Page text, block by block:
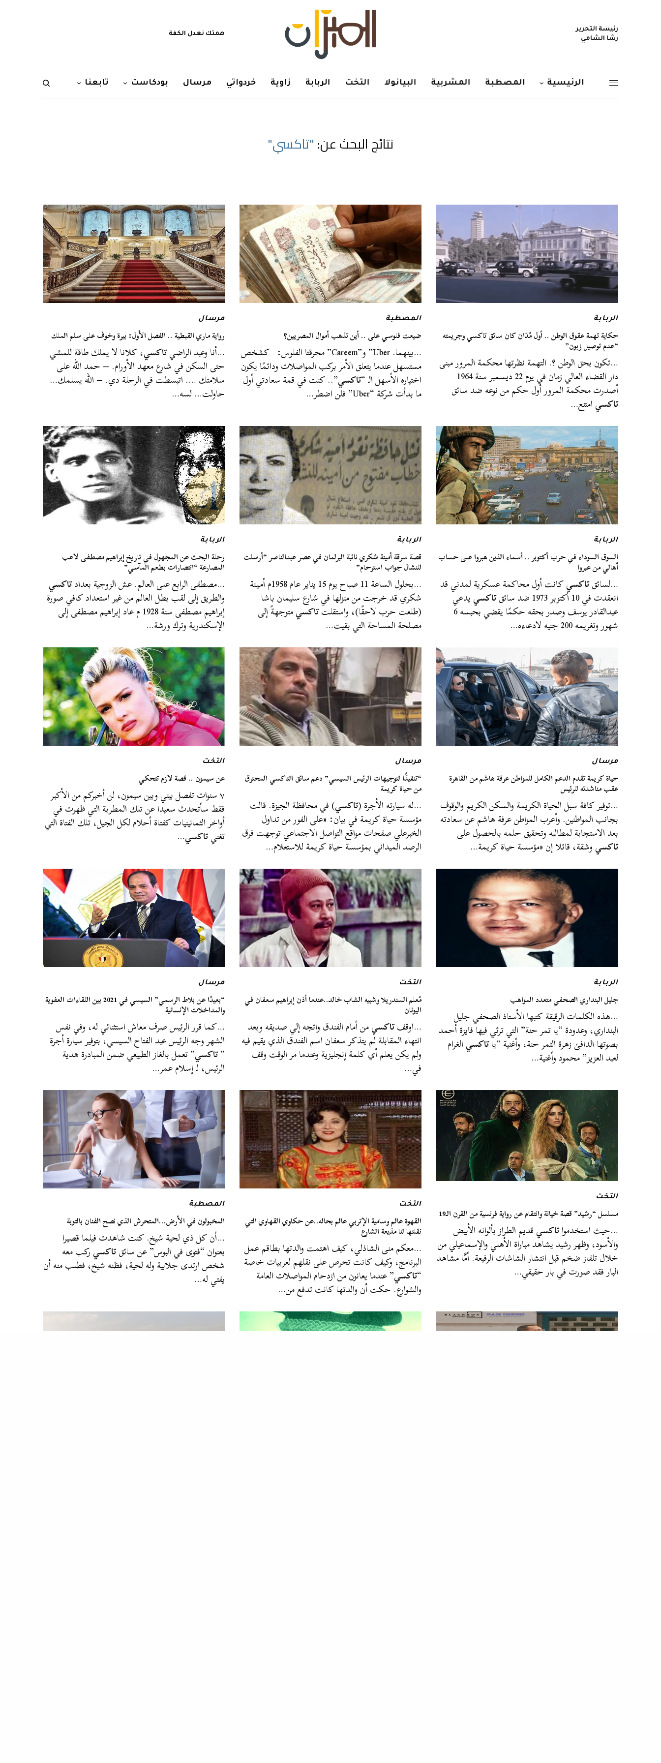
رئيسة التحرير
رشا الشامي
همتك نعدل الكفة
الرئيسية المصطبة المشربية البيانولا التخت الربابة زاوية خردواتي مرسال بودكاست تابعنا
نتائج البحث عن: "تاكسي"
الربابة
حكاية تهمة عقوق الوطن .. أول مُدَان كان سائق تاكسي وجريمته
“عدم توصيل زبون”
…تكون بحق الوطن ؟. التهمة نظرتها محكمة المرور مبنى
دار القضاء العالي زمان في يوم 22 ديسمبر سنة 1964
أصدرت محكمة المرور أول حكم من نوعه ضد سائق
تاكسيامتنع…
المصطبة
ضيعت فلوسي على .. أين تذهب أموال المصريين؟
…بينهما. Uber” و”Careem” محرقتا الفلوس: كشخص
مستسهل عندما يتعلق الأمر بركب المواصلات ودائمًا يكون
اختياره الأسهل الـ “تاكسي”.. كنت في قمة سعادتي أول
ما بدأت شركة “Uber” فلن اضطر…
مرسال
رواية ماري القبطية .. الفصل الأول: بيرة وخوف على سلم الملك
…أنا وعبد الراضيتاكسي، كلانا لا يملك طاقة للمشي
حتى السكن في شارع معهد الأورام. – حمد الله على
سلامتك …. اتبسطت في الرحلة دي. – الله يسلمك…
حاولت… لسه…
الربابة
السوق السوداء في حرب أكتوبر .. أسماء الذين هبروا على حساب
أهالي من عبروا
…لسائقتاكسيكانت أول محاكمة عسكرية لمدني قد
انعقدت في 10 أكتوبر 1973 ضد سائق تاكسييدعي
عبدالقادر يوسف وصدر بحقه حكمًا يقضي بحبسه 6
شهور وتغريمه 200 جنيه لادعاءه…
الربابة
قصة سرقة أمينة شكري نائبة البرلمان في عصر عبدالناصر “أرسلت
للنشال جواب استرحام”
…بحلول الساعة 11 صباح يوم 15 يناير عام 1958م أمـيـنة
شكري قد خرجت من منزلها في شارع سليمان باشا
(طلعت حرب لاحقًا)، واستقلتتاكسيمتوجهةً إلى
مصلحة المساحة التي بقيت…
الربابة
رحلة البحث عن المجهول في تاريخ إبراهيم مصطفى لاعب
المصارعة “انتصارات بطعم المآسي”
…مصطفى الرابع على العالم. عش الزوجية بعدادتاكسي
والطريق إلى لقب بطل العالم من غير استعداد كافي صورة
إبراهيم مصطفى سنة 1928 م عاد إبراهيم مصطفى إلى
الإسكندرية وترك ورشة…
مرسال
حياة كريمة تقدم الدعم الكامل للمواطن عرفة هاشم من القاهرة
عقب مناشدته للرئيس
…توفير كافة سبل الحياة الكريمة والسكن الكريم والوقوف
بجانب المواطنين. وأعرب المواطن عرفة هاشم عن سعادته
بعد الاستجابة لمطالبه وتحقيق حلمه بالحصول على
تاكسيوشقة، قائلا إن «مؤسسة حياة كريمة…
مرسال
“تنفيذًا لتوجيهات الرئيس السيسي” دعم سائق التاكسي المحترق
من حياة كريمة
…له سيارته الأجرة (تاكسي) في محافظة الجيزة. قالت
مؤسسة حياة كريمة في بيان: «على الفور من تداول
الخبرعلي صفحات مواقع التواصل الاجتماعي توجهت فرق
الرصد الميداني بمؤسسة حياة كريمة للاستعلام…
التخت
عن سيمون .. قصة لازم تتحكي
٧ سنوات تفصل بيني وبين سيمون، لن أخبركم من الأكبر
فقط سأتحدث سعيدا عن تلك المطربة التي ظهرت في
أواخر الثمانينيات كفتاة أحلام لكل الجيل، تلك الفتاة التي
تغنيتاكسي…
الربابة
جليل البنداري الصحفي متعدد المواهب
…هذه الكلمات الرقيقة كتبها الأستاذ الصحفي جليل
البنداري، وعدودة “يا تمر حنة” التي ترثي فيها فايزة أحمد
بصوتها الدافئ زهرة التمر حنة، وأغنية “ياتاكسيالغرام
لعبد العزيز” محمود وأغنية…
التخت
مُعلم السندريلا وشبيه الشاب خالد..عندما أذن إبراهيم سعفان في
اليونان
…اوقفتاكسيمن أمام الفندق واتجه إلي صديقه وبعد
انتهاء المقابلة لم يتذكر سعفان اسم الفندق الذي يقيم فيه
ولم يكن يعلم أي كلمة إنجليزية وعندما مر الوقت وقف
في…
مرسال
“بعيدًا عن بلاط الرسمي” السيسي في 2021 بين اللقاءات العفوية
والمداخلات الإنسانية
…كما قرر الرئيس صرف معاش استثنائي له، وفي نفس
الشهر وجه الرئيس عبد الفتاح السيسي، بتوفير سيارة أجرة
”تاكسي” تعمل بالغاز الطبيعي ضمن المبادرة هدية
الرئيس، لـ إسلام عمر…
التخت
مسلسل “رشيد” قصة خيانة وانتقام عن رواية فرنسية من القرن الـ19
…حيث استخدمواتاكسيقديم الطراز بألوانه الأبيض
والأسود، وظهر رشيد يشاهد مباراة الأهلي والإسماعيلي من
خلال تلفاز ضخم قبل انتشار الشاشات الرفيعة. أمَّا مشاهد
البار فقد صورت في بار حقيقي…
التخت
القهوة عالم وسامية الإتربي عالم بحاله..عن حكاوي القهاوي التي
نقلتها لنا مذيعة الشارع
…معكم منى الشاذلي، كيف اهتمت والدتها بطاقم عمل
البرنامج، وكيف كانت تحرص على نقلهم لعربيات خاصة
“تاكسي” عندما يعانون من ازدحام المواصلات العامة
والشوارع. حكت أن والدتها كانت تدفع من…
المصطبة
المخبولون في الأرض…المتحرش الذي نصح الفنان بالتوبة
…أن كل ذي لحية شيخ. كنت شاهدت فيلما قصيرا
بعنوان “فتوى في البوس” عن سائقتاكسيركب معه
شخص ارتدى جلابية وله لحية، فظنه شيخ، فطلب منه أن
يفتي له…